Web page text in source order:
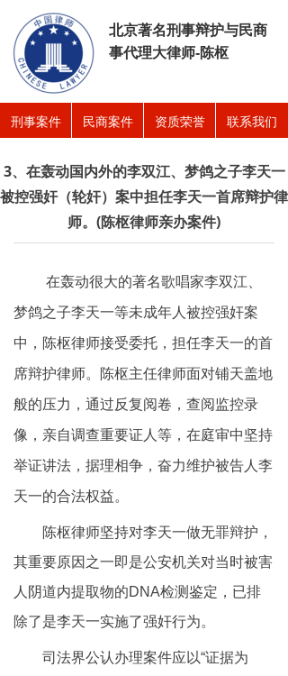
北京著名刑事辩护与民商
事代理大律师-陈枢
刑事案件 民商案件 资质荣誉 联系我们
3、在轰动国内外的李双江、梦鸽之子李天一
被控强奸（轮奸）案中担任李天一首席辩护律
师。(陈枢律师亲办案件)
在轰动很大的著名歌唱家李双江、
梦鸽之子李天一等未成年人被控强奸案
中，陈枢律师接受委托，担任李天一的首
席辩护律师。陈枢主任律师面对铺天盖地
般的压力，通过反复阅卷，查阅监控录
像，亲自调查重要证人等，在庭审中坚持
举证讲法，据理相争，奋力维护被告人李
天一的合法权益。
陈枢律师坚持对李天一做无罪辩护，
其重要原因之一即是公安机关对当时被害
人阴道内提取物的DNA检测鉴定，已排
除了是李天一实施了强奸行为。
司法界公认办理案件应以“证据为